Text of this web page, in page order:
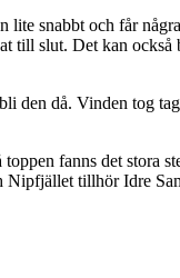
snabbt och får
till slut. Det kan också
den då. Vinden tog
fanns det stora
tillhör Idre